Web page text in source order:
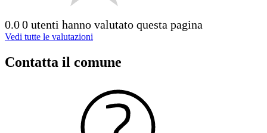
0.00 utenti hanno valutato questa pagina
Vedi tutte le valutazioni
Contatta il comune